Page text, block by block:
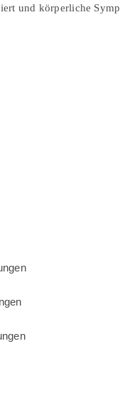
und körperliche